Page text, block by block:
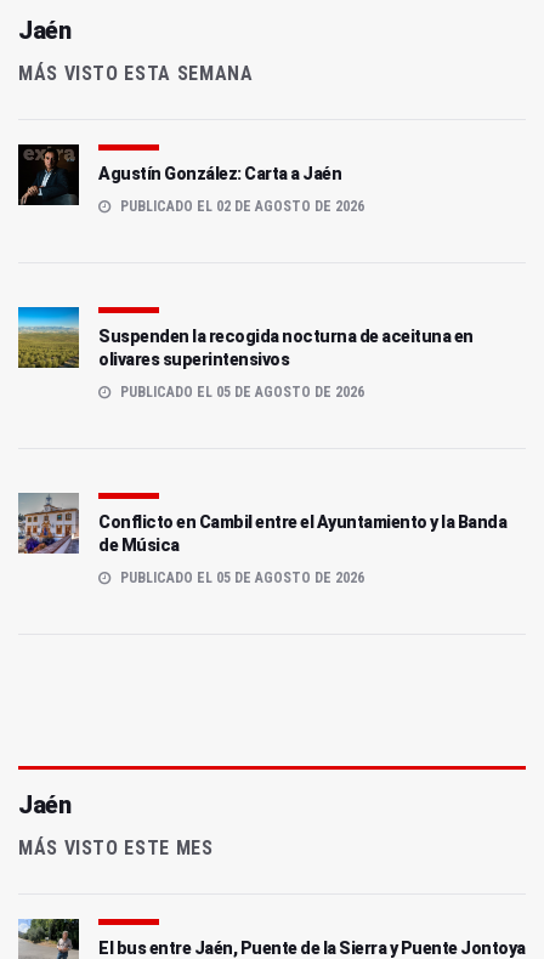
Jaén
MÁS VISTO ESTA SEMANA
Agustín González: Carta a Jaén
PUBLICADO EL 02 DE AGOSTO DE 2026
Suspenden la recogida nocturna de aceituna en
olivares superintensivos
PUBLICADO EL 05 DE AGOSTO DE 2026
Conflicto en Cambil entre el Ayuntamiento y la Banda
de Música
PUBLICADO EL 05 DE AGOSTO DE 2026
Jaén
MÁS VISTO ESTE MES
El bus entre Jaén, Puente de la Sierra y Puente Jontoya